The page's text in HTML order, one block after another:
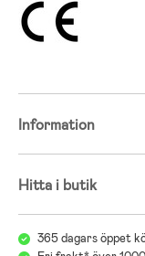
Information
Hitta i butik
365 dagars öppet